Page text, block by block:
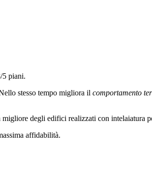
5 piani.
stesso tempo migliora il comportamento
degli edifici realizzati con intelaiatura
affidabilità.